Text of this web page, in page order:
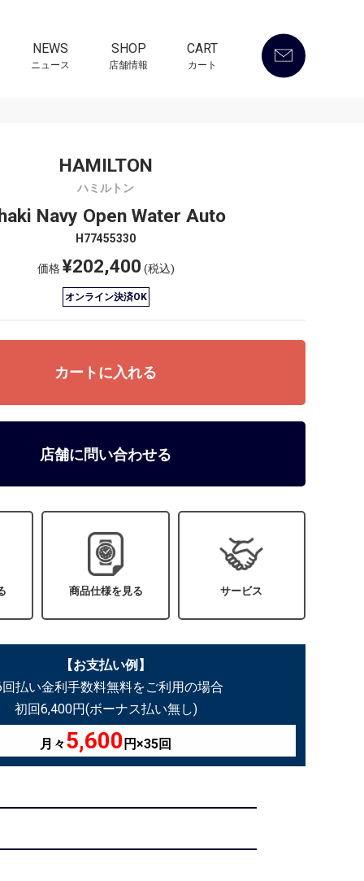
NEWS
ニュース
SHOP
店舗情報
CART
カート
HAMILTON
ハミルトン
Navy Open Water Auto
H77455330
価格¥202,400 (税込)
オンライン決済OK
店舗に問い合わせる
商品仕様を見る サービス
【お支払い例】
払い金利手数料無料をご利用の場合
初回6,400円(ボーナス払い無し)
月々5,600 円×35回